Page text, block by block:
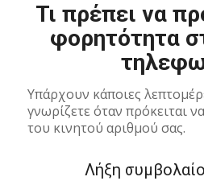
Τι πρέπει να
φορητότητα
Υπάρχουν κάποιες
γνωρίζετε όταν πρόκειται
του κινητού αριθμού σας.
Λήξη